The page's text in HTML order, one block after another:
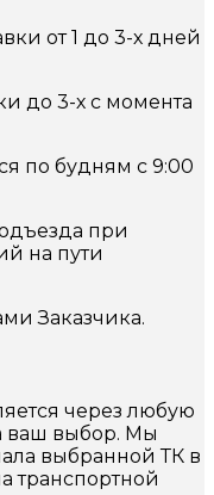
от 1 до 3-х дней
до 3-х с момента
по будням с 9:00
при
на пути
Заказчика.
через любую
ваш выбор. Мы
выбранной ТК в
транспортной